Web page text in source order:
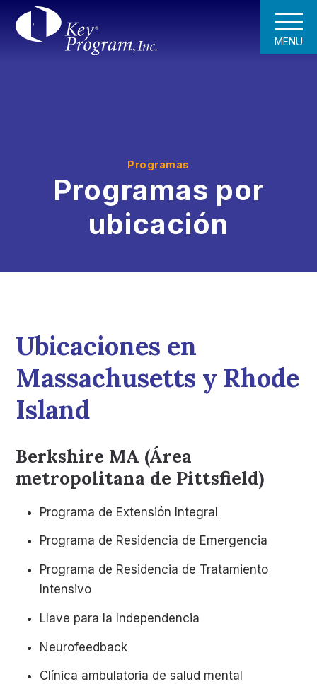
MENU
Programas
Programas por
ubicación
Ubicaciones en
Massachusetts y Rhode
Island
Berkshire MA (Área
metropolitana de Pittsfield)
Programa de Extensión Integral
Programa de Residencia de Emergencia
Programa de Residencia de Tratamiento
Intensivo
Llave para la Independencia
Neurofeedback
Clínica ambulatoria de salud mental